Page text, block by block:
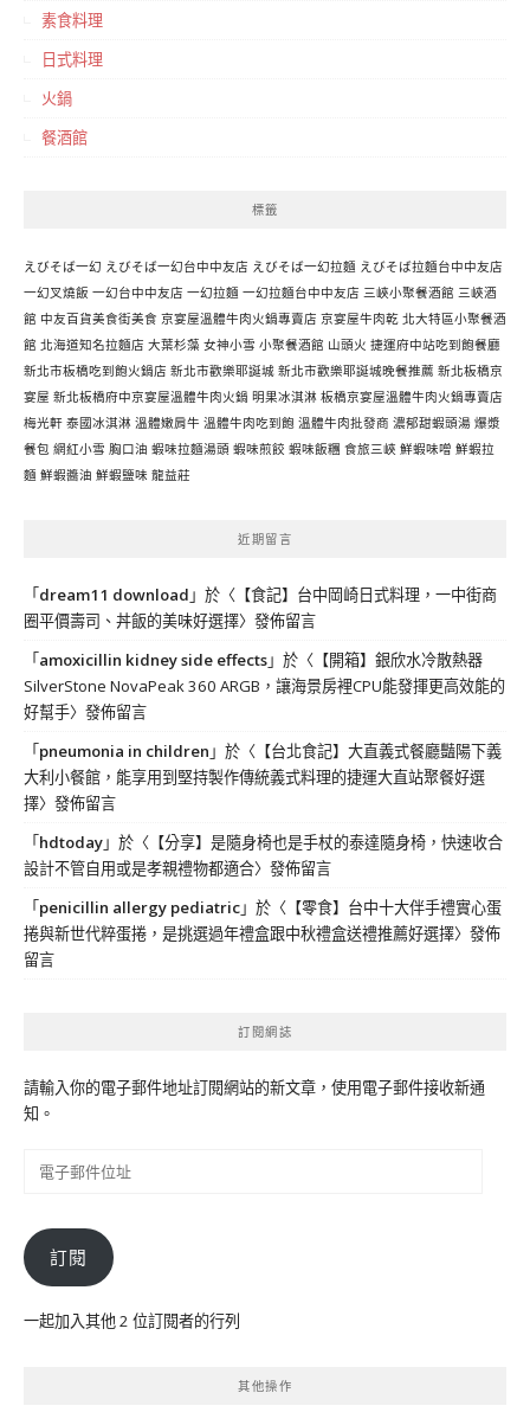
素食料理
日式料理
火鍋
餐酒館
標籤
えびそば一幻 えびそば一幻台中中友店 えびそば一幻拉麵 えびそば拉麵台中中友店
一幻叉燒飯 一幻台中中友店 一幻拉麵 一幻拉麵台中中友店 三峽小聚餐酒館 三峽酒
館 中友百貨美食街美食 京宴屋溫體牛肉火鍋專賣店 京宴屋牛肉乾 北大特區小聚餐酒
館 北海道知名拉麵店 大葉杉藻 女神小雪 小聚餐酒館 山頭火 捷運府中站吃到飽餐廳
新北市板橋吃到飽火鍋店 新北市歡樂耶誕城 新北市歡樂耶誕城晚餐推薦 新北板橋京
宴屋 新北板橋府中京宴屋溫體牛肉火鍋 明果冰淇淋 板橋京宴屋溫體牛肉火鍋專賣店
梅光軒 泰國冰淇淋 溫體嫩肩牛 溫體牛肉吃到飽 溫體牛肉批發商 濃郁甜蝦頭湯 爆漿
餐包 網紅小雪 胸口油 蝦味拉麵湯頭 蝦味煎餃 蝦味飯糰 食旅三峽 鮮蝦味噌 鮮蝦拉
麵 鮮蝦醬油 鮮蝦鹽味 龍益莊
近期留言
「dream11 download 」於〈 【食記】台中岡崎日式料理，一中街商
圈平價壽司、丼飯的美味好選擇〉發佈留言
「amoxicillin kidney side effects」於〈 【開箱】銀欣水冷散熱器
SilverStone NovaPeak 360 ARGB，讓海景房裡CPU能發揮更高效能的
好幫手〉發佈留言
「pneumonia in children 」於〈 【台北食記】大直義式餐廳豔陽下義
大利小餐館，能享用到堅持製作傳統義式料理的捷運大直站聚餐好選
擇〉發佈留言
「hdtoday」於〈 【分享】是隨身椅也是手杖的泰達隨身椅，快速收合
設計不管自用或是孝親禮物都適合〉發佈留言
「penicillin allergy pediatric」於〈 【零食】台中十大伴手禮實心蛋
捲與新世代粹蛋捲，是挑選過年禮盒跟中秋禮盒送禮推薦好選擇〉發佈
留言
訂閱網誌
請輸入你的電子郵件地址訂閱網站的新文章，使用電子郵件接收新通
知。
件
位
訂閱
一起加入其他 2 位訂閱者的行列
其他操作